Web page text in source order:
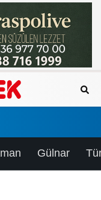
Gülnar